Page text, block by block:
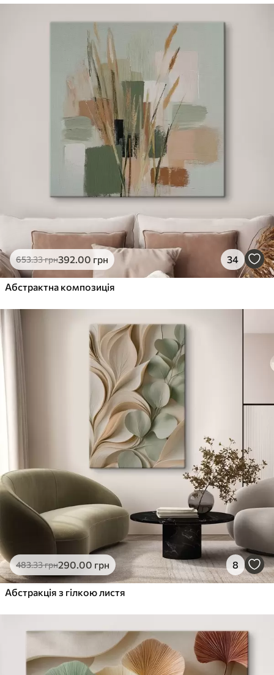
653.33грн392.00 грн 34
Абстрактна композиція
483.33грн290.00 грн 8
Абстракція з гілкою листя